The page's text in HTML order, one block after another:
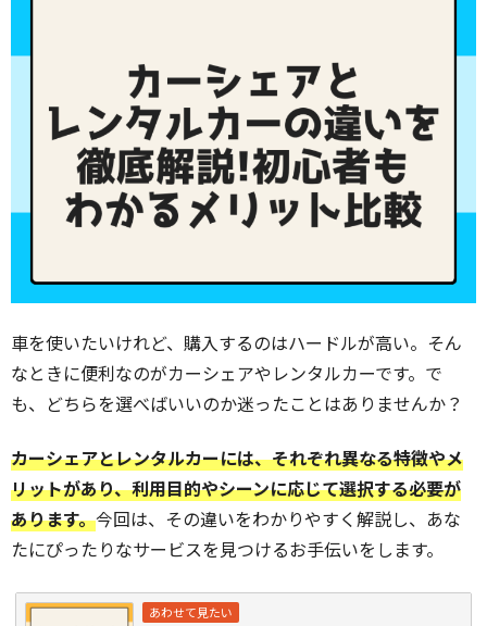
車を使いたいけれど、購入するのはハードルが高い。そん
なときに便利なのがカーシェアやレンタルカーです。で
も、どちらを選べばいいのか迷ったことはありませんか？
カーシェアとレンタルカーには、それぞれ異なる特徴やメ
リットがあり、利用目的やシーンに応じて選択する必要が
あります。今回は、その違いをわかりやすく解説し、あな
たにぴったりなサービスを見つけるお手伝いをします。